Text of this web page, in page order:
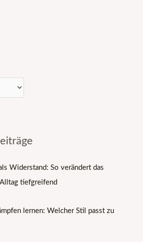
Widerstand: So verändert das
Alltag tiefgreifend
lernen: Welcher Stil passt zu